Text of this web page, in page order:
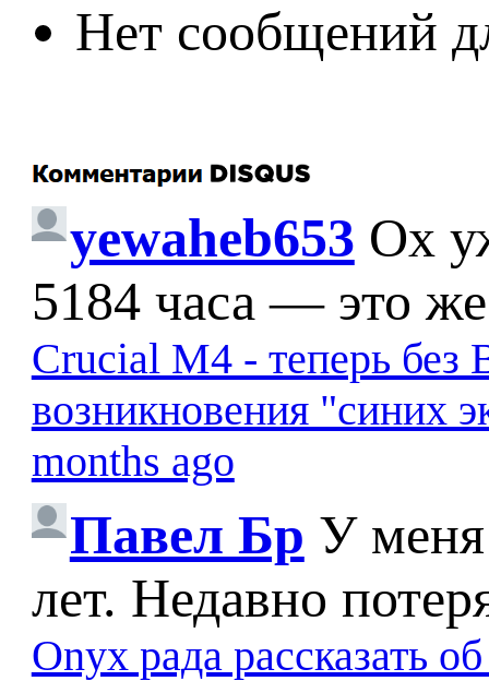
Нет сообщений
yewaheb653 Ох
5184 часа — это
Crucial M4 - теперь без
возникновения "синих
months ago
Павел Бр У меня
лет. Недавно
Onyx рада рассказать